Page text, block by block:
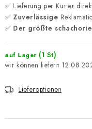
✅ Lieferung per Kurier
✅ Zuverlässige
✅ Der größte
auf Lager (1 St)
Lieferoptionen